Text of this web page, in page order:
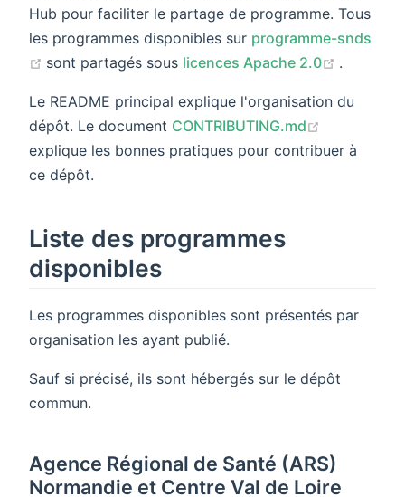
Hub pour faciliter le partage de programme. Tous
les programmes disponibles sur programme-snds
(opens new window)
sont partagés sous licences Apache 2.0 (opens
.
Le README principal explique l'organisation du
dépôt. Le document CONTRIBUTING.md
explique les bonnes pratiques pour contribuer à
ce dépôt.
Liste des programmes
disponibles
Les programmes disponibles sont présentés par
organisation les ayant publié.
Sauf si précisé, ils sont hébergés sur le dépôt
commun.
Agence Régional de Santé (ARS)
Normandie et Centre Val de Loire